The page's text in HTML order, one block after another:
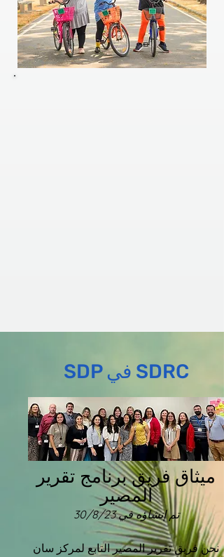
SDP في SDRC
ميثاق فريق برنامج تقرير
المصير
تم إنشاؤه في 30/8/23
نحن فريق تقرير المصير التابع لمركز سان